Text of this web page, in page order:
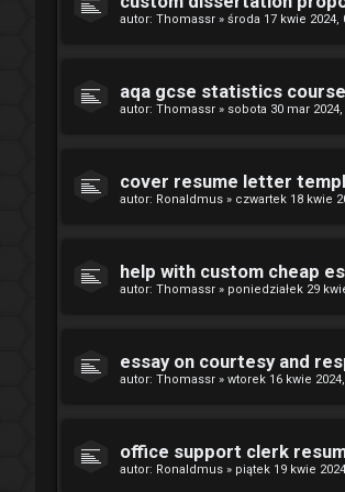
autor: Thomassr » środa 17 kwie 2024,
aqa gcse statistics
autor: Thomassr » sobota 30 mar 2024,
cover resume letter
autor: Ronaldmus » czwartek 18 kwie
help with custom cheap
autor: Thomassr » poniedziałek 29
essay on courtesy and
autor: Thomassr » wtorek 16 kwie
office support clerk
autor: Ronaldmus » piątek 19 kwie